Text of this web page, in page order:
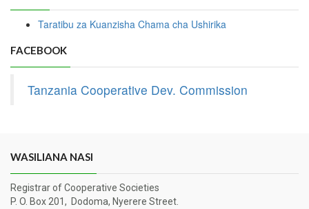
Taratibu za Kuanzisha Chama cha Ushirika
FACEBOOK
Tanzania Cooperative Dev. Commission
WASILIANA NASI
Registrar of Cooperative Societies
P. O. Box 201, Dodoma, Nyerere Street.